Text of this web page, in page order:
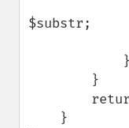
$substr;